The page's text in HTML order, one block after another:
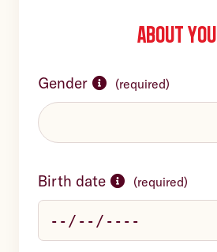
About you
Gender (required)
Birth date (required)